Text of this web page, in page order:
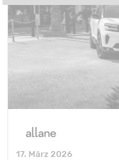
17. März 2026